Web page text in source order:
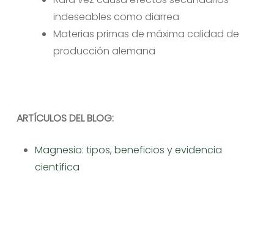
indeseables como diarrea
Materias primas de máxima calidad de
producción alemana
ARTÍCULOS DEL BLOG:
Magnesio: tipos, beneficios y evidencia
científica